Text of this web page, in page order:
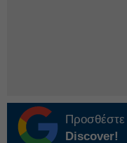
Προσθέστε
Discover!